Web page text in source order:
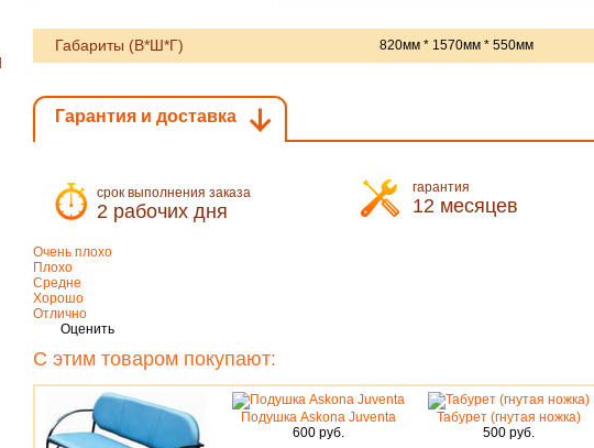
Габариты (В*Ш*Г) 820мм * 1570мм * 550мм
Гарантия и доставка
срок выполнения заказа
2 рабочих дня
гарантия
12 месяцев
Очень плохо
Плохо
Средне
Хорошо
Отлично
Оценить
С этим товаром покупают:
Подушка Askona Juventa
600 руб.
Табурет (гнутая ножка)
500 руб.